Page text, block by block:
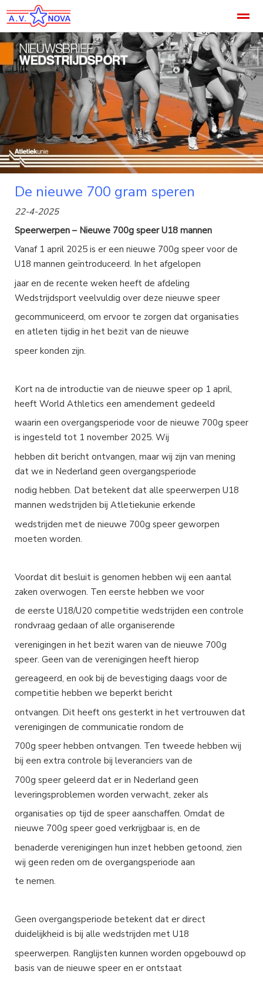
Welkom Accommodatie Noviteit Footer
Home Pagina's Agenda Nieuws
De nieuwe 700 gram speren
22-4-2025
Speerwerpen – Nieuwe 700g speer U18 mannen
Vanaf 1 april 2025 is er een nieuwe 700g speer voor de
U18 mannen geïntroduceerd. In het afgelopen
jaar en de recente weken heeft de afdeling
Wedstrijdsport veelvuldig over deze nieuwe speer
gecommuniceerd, om ervoor te zorgen dat organisaties
en atleten tijdig in het bezit van de nieuwe
speer konden zijn.
Kort na de introductie van de nieuwe speer op 1 april,
heeft World Athletics een amendement gedeeld
waarin een overgangsperiode voor de nieuwe 700g speer
is ingesteld tot 1 november 2025. Wij
hebben dit bericht ontvangen, maar wij zijn van mening
dat we in Nederland geen overgangsperiode
nodig hebben. Dat betekent dat alle speerwerpen U18
mannen wedstrijden bij Atletiekunie erkende
wedstrijden met de nieuwe 700g speer geworpen
moeten worden.
Voordat dit besluit is genomen hebben wij een aantal
zaken overwogen. Ten eerste hebben we voor
de eerste U18/U20 competitie wedstrijden een controle
rondvraag gedaan of alle organiserende
verenigingen in het bezit waren van de nieuwe 700g
speer. Geen van de verenigingen heeft hierop
gereageerd, en ook bij de bevestiging daags voor de
competitie hebben we beperkt bericht
ontvangen. Dit heeft ons gesterkt in het vertrouwen dat
verenigingen de communicatie rondom de
700g speer hebben ontvangen. Ten tweede hebben wij
bij een extra controle bij leveranciers van de
700g speer geleerd dat er in Nederland geen
leveringsproblemen worden verwacht, zeker als
organisaties op tijd de speer aanschaffen. Omdat de
nieuwe 700g speer goed verkrijgbaar is, en de
benaderde verenigingen hun inzet hebben getoond, zien
wij geen reden om de overgangsperiode aan
te nemen.
Geen overgangsperiode betekent dat er direct
duidelijkheid is bij alle wedstrijden met U18
speerwerpen. Ranglijsten kunnen worden opgebouwd op
basis van de nieuwe speer en er ontstaat